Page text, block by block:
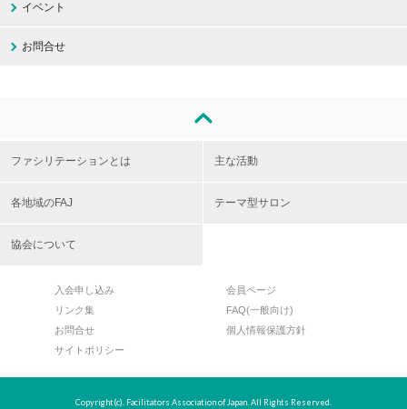
イベント
お問合せ
ファシリテーションとは 主な活動
各地域のFAJ テーマ型サロン
協会について
入会申し込み
会員ページ
リンク集
FAQ(一般向け)
お問合せ
個人情報保護方針
サイトポリシー
Copyright(c). Facilitators Association of Japan. All Rights Reserved.